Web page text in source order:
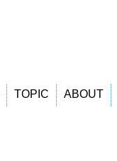
TOPIC ABOUT